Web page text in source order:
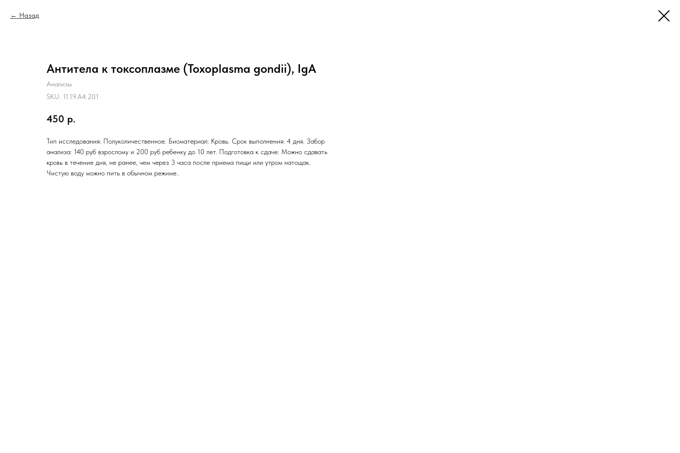
Назад
Антитела к токсоплазме (Toxoplasma gondii), IgA
Анализы
SKU: 11.19.A4.201
450 р.
Тип исследования: Полуколичественное. Биоматериал: Кровь. Срок выполнения: 4 дня. Забор
анализа: 140 руб взрослому и 200 руб ребенку до 10 лет. Подготовка к сдаче: Можно сдавать
кровь в течение дня, не ранее, чем через 3 часа после приема пищи или утром натощак.
Чистую воду можно пить в обычном режиме..